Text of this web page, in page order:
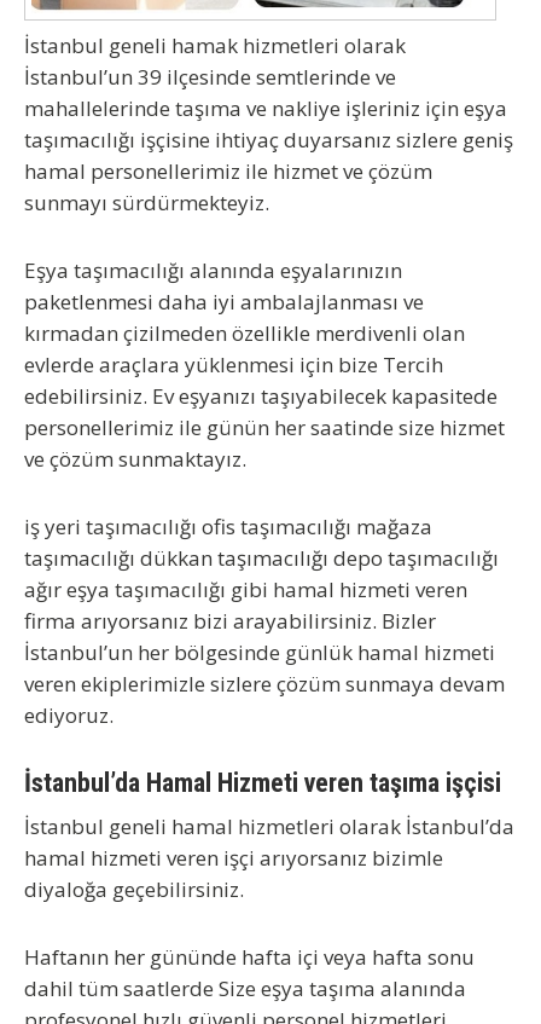
İstanbul geneli hamak hizmetleri olarak
İstanbul’un 39 ilçesinde semtlerinde ve
mahallelerinde taşıma ve nakliye işleriniz için eşya
taşımacılığı işçisine ihtiyaç duyarsanız sizlere geniş
hamal personellerimiz ile hizmet ve çözüm
sunmayı sürdürmekteyiz.
Eşya taşımacılığı alanında eşyalarınızın
paketlenmesi daha iyi ambalajlanması ve
kırmadan çizilmeden özellikle merdivenli olan
evlerde araçlara yüklenmesi için bize Tercih
edebilirsiniz. Ev eşyanızı taşıyabilecek kapasitede
personellerimiz ile günün her saatinde size hizmet
ve çözüm sunmaktayız.
iş yeri taşımacılığı ofis taşımacılığı mağaza
taşımacılığı dükkan taşımacılığı depo taşımacılığı
ağır eşya taşımacılığı gibi hamal hizmeti veren
firma arıyorsanız bizi arayabilirsiniz. Bizler
İstanbul’un her bölgesinde günlük hamal hizmeti
veren ekiplerimizle sizlere çözüm sunmaya devam
ediyoruz.
İstanbul’da Hamal Hizmeti veren taşıma işçisi
İstanbul geneli hamal hizmetleri olarak İstanbul’da
hamal hizmeti veren işçi arıyorsanız bizimle
diyaloğa geçebilirsiniz.
Haftanın her gününde hafta içi veya hafta sonu
dahil tüm saatlerde Size eşya taşıma alanında